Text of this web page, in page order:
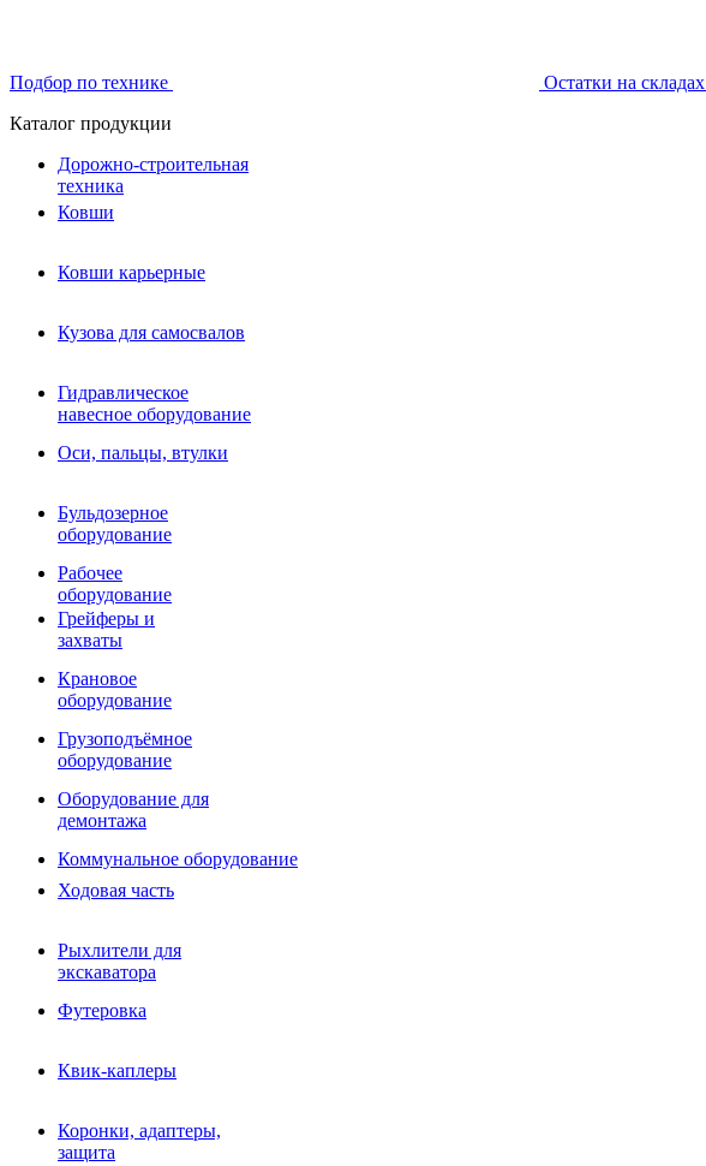
Гидравлическое навесное
оборудование
Гидробуры и шнеки
Вибротрамбовки
Навесные дорожные фрезы
Виброрипперы
Ковши дробильные щековые
Ковши дробильные роторные
Сортировочные ковши барабанные
Сортировочные ковши вальцовые
Фрезы роторные
Фрезы дисковые
Траншеекопатели
Просеивающие ковши для фронтальных погрузчиков
Распределители асфальта
Переходные плиты
Гидроразводка
РВД
Сваерезки
Как выбрать гидромолот
Подбор по технике
Остатки на складах
Каталог продукции
Дорожно-строительная
техника
Ковши
Ковши карьерные
Кузова для самосвалов
Гидравлическое
навесное оборудование
Оси, пальцы, втулки
Бульдозерное
оборудование
Рабочее
оборудование
Грейферы и
захваты
Крановое
оборудование
Грузоподъёмное
оборудование
Оборудование для
демонтажа
Коммунальное оборудование
Ходовая часть
Рыхлители для
экскаватора
Футеровка
Квик-каплеры
Коронки, адаптеры,
защита